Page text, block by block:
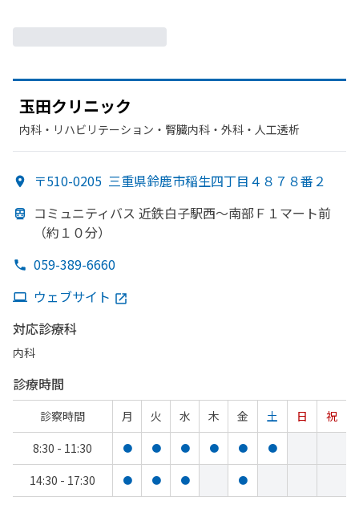
玉田クリニック
内科・​リハビリテーション・​腎臓内科・外科・​人工透析
〒510-0205 三重県鈴鹿市稲生四丁目４８７８番２
コミュニティバス 近鉄白子駅西～南部 Ｆ１マート前
（約１０分）
059-389-6660
ウェブサイト
対応診療科
内科
診療時間
診察時間 月 火 水 木 金 土 日
祝
8:30 - 11:30
● ● ● ● ● ●
14:30 - 17:30 ● ● ● ●